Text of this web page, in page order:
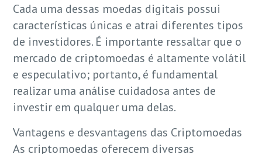
Cada uma dessas moedas digitais possui
características únicas e atrai diferentes tipos
de investidores. É importante ressaltar que o
mercado de criptomoedas é altamente volátil
e especulativo; portanto, é fundamental
realizar uma análise cuidadosa antes de
investir em qualquer uma delas.
Vantagens e desvantagens das Criptomoedas
As criptomoedas oferecem diversas